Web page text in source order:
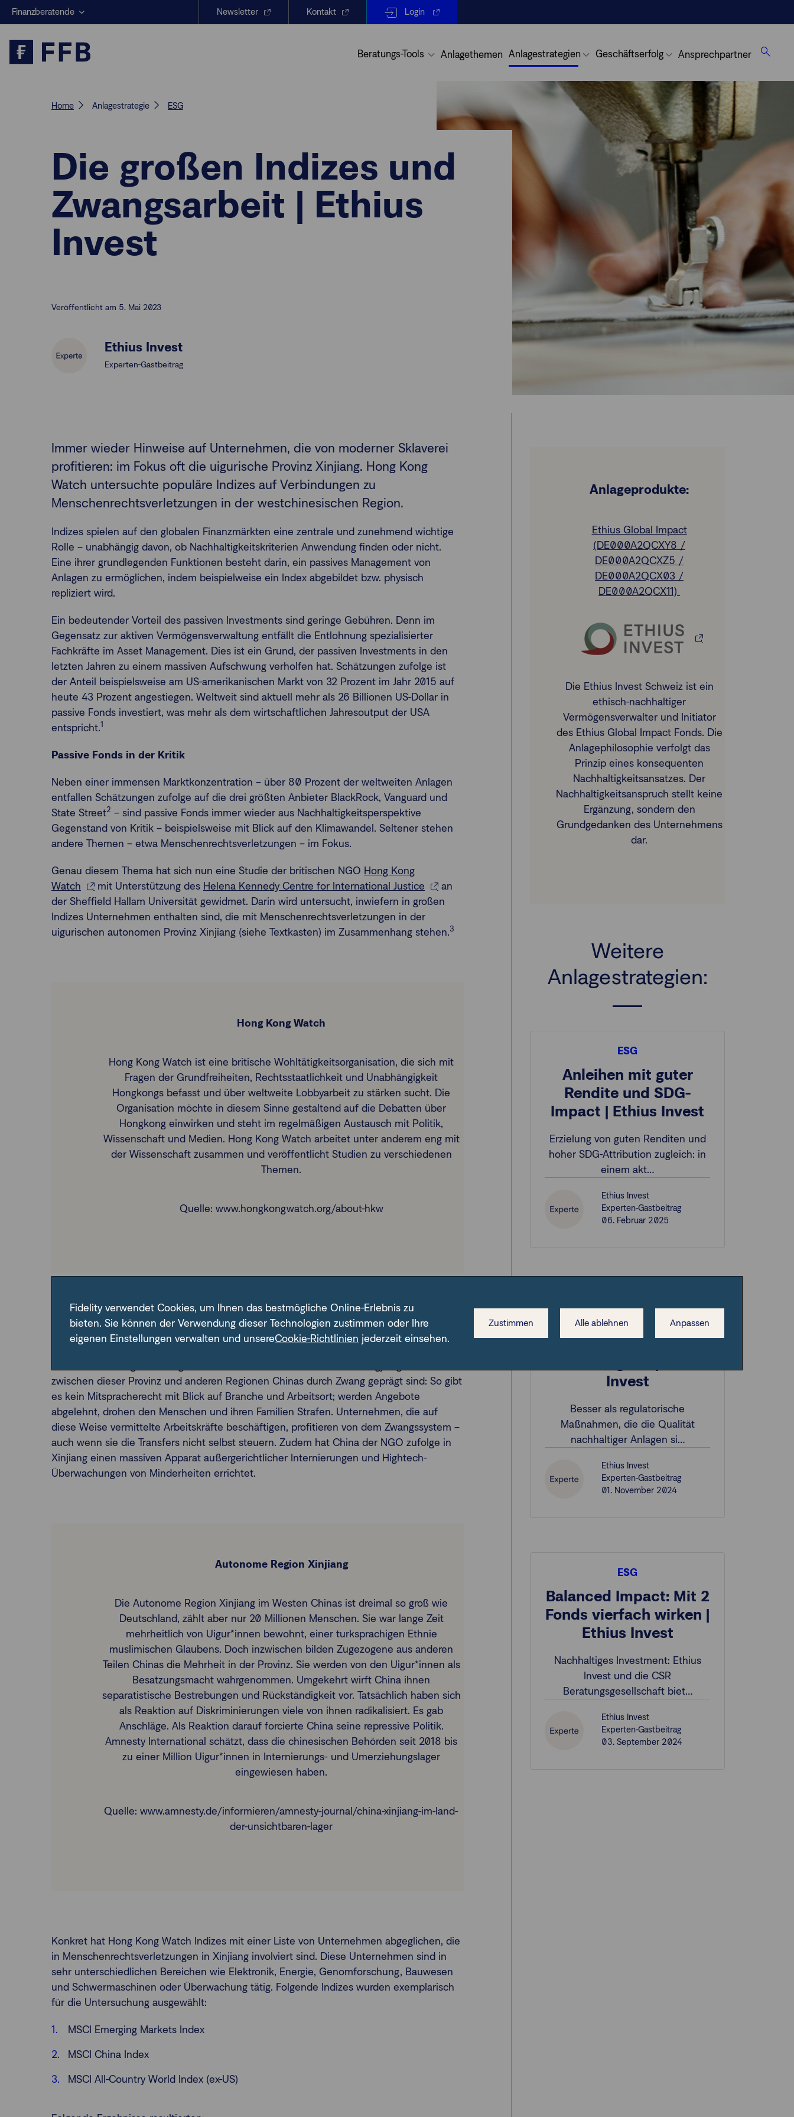
Finanzberatende
Anlegende
Newsletter Kontakt Login
Beratungs-Tools
Beratungs-Tools
Anlagethemen Anlagestrategien
Anlagestrategien
Geschäftserfolg
Geschäftserfolg
Ansprechpartner
Home Anlagestrategie ESG
Die großen Indizes und
Zwangsarbeit | Ethius
Invest
Veröffentlicht am 5. Mai 2023
Ethius Invest
Experten-Gastbeitrag
Immer wieder Hinweise auf Unternehmen, die von moderner Sklaverei
profitieren: im Fokus oft die uigurische Provinz Xinjiang. Hong Kong
Watch untersuchte populäre Indizes auf Verbindungen zu
Menschenrechtsverletzungen in der westchinesischen Region.
Indizes spielen auf den globalen Finanzmärkten eine zentrale und zunehmend wichtige
Rolle – unabhängig davon, ob Nachhaltigkeitskriterien Anwendung finden oder nicht.
Eine ihrer grundlegenden Funktionen besteht darin, ein passives Management von
Anlagen zu ermöglichen, indem beispielweise ein Index abgebildet bzw. physisch
repliziert wird.
Ein bedeutender Vorteil des passiven Investments sind geringe Gebühren. Denn im
Gegensatz zur aktiven Vermögensverwaltung entfällt die Entlohnung spezialisierter
Fachkräfte im Asset Management. Dies ist ein Grund, der passiven Investments in den
letzten Jahren zu einem massiven Aufschwung verholfen hat. Schätzungen zufolge ist
der Anteil beispielsweise am US-amerikanischen Markt von 32 Prozent im Jahr 2015 auf
heute 43 Prozent angestiegen. Weltweit sind aktuell mehr als 26 Billionen US-Dollar in
passive Fonds investiert, was mehr als dem wirtschaftlichen Jahresoutput der USA
entspricht.1
Passive Fonds in der Kritik
Neben einer immensen Marktkonzentration – über 80 Prozent der weltweiten Anlagen
entfallen Schätzungen zufolge auf die drei größten Anbieter BlackRock, Vanguard und
State Street2 – sind passive Fonds immer wieder aus Nachhaltigkeitsperspektive
Gegenstand von Kritik – beispielsweise mit Blick auf den Klimawandel. Seltener stehen
andere Themen – etwa Menschenrechtsverletzungen – im Fokus.
Genau diesem Thema hat sich nun eine Studie der britischen NGO Hong Kong
Watch
mit Unterstützung des Helena Kennedy Centre for International Justice
an
der Sheffield Hallam Universität gewidmet. Darin wird untersucht, inwiefern in großen
Indizes Unternehmen enthalten sind, die mit Menschenrechtsverletzungen in der
uigurischen autonomen Provinz Xinjiang (siehe Textkasten) im Zusammenhang stehen.3
Hong Kong Watch
Hong Kong Watch ist eine britische Wohltätigkeitsorganisation, die sich mit
Fragen der Grundfreiheiten, Rechtsstaatlichkeit und Unabhängigkeit
Hongkongs befasst und über weltweite Lobbyarbeit zu stärken sucht. Die
Organisation möchte in diesem Sinne gestaltend auf die Debatten über
Hongkong einwirken und steht im regelmäßigen Austausch mit Politik,
Wissenschaft und Medien. Hong Kong Watch arbeitet unter anderem eng mit
der Wissenschaft zusammen und veröffentlicht Studien zu verschiedenen
Themen.
Quelle: www.hongkongwatch.org/about-hkw
Xinjiang: Zwangsarbeit, Internierungen und Überwachung
zwischen dieser Provinz und anderen Regionen Chinas durch Zwang geprägt sind: So gibt
es kein Mitspracherecht mit Blick auf Branche und Arbeitsort; werden Angebote
abgelehnt, drohen den Menschen und ihren Familien Strafen. Unternehmen, die auf
diese Weise vermittelte Arbeitskräfte beschäftigen, profitieren von dem Zwangssystem –
auch wenn sie die Transfers nicht selbst steuern. Zudem hat China der NGO zufolge in
Xinjiang einen massiven Apparat außergerichtlicher Internierungen und Hightech-
Überwachungen von Minderheiten errichtet.
Autonome Region Xinjiang
Die Autonome Region Xinjiang im Westen Chinas ist dreimal so groß wie
Deutschland, zählt aber nur 20 Millionen Menschen. Sie war lange Zeit
mehrheitlich von Uigur*innen bewohnt, einer turksprachigen Ethnie
muslimischen Glaubens. Doch inzwischen bilden Zugezogene aus anderen
Teilen Chinas die Mehrheit in der Provinz. Sie werden von den Uigur*innen als
Besatzungsmacht wahrgenommen. Umgekehrt wirft China ihnen
separatistische Bestrebungen und Rückständigkeit vor. Tatsächlich haben sich
als Reaktion auf Diskriminierungen viele von ihnen radikalisiert. Es gab
Anschläge. Als Reaktion darauf forcierte China seine repressive Politik.
Amnesty International schätzt, dass die chinesischen Behörden seit 2018 bis
zu einer Million Uigur*innen in Internierungs- und Umerziehungslager
eingewiesen haben.
Quelle: www.amnesty.de/informieren/amnesty-journal/china-xinjiang-im-land-
der-unsichtbaren-lager
Konkret hat Hong Kong Watch Indizes mit einer Liste von Unternehmen abgeglichen, die
in Menschenrechtsverletzungen in Xinjiang involviert sind. Diese Unternehmen sind in
sehr unterschiedlichen Bereichen wie Elektronik, Energie, Genomforschung, Bauwesen
und Schwermaschinen oder Überwachung tätig. Folgende Indizes wurden exemplarisch
für die Untersuchung ausgewählt:
MSCI Emerging Markets Index
MSCI China Index
MSCI All-Country World Index (ex-US)
Anlageprodukte:
Ethius Global Impact
(DE000A2QCXY8 /
DE000A2QCXZ5 /
DE000A2QCX03 /
DE000A2QCX11)
Die Ethius Invest Schweiz ist ein
ethisch-nachhaltiger
Vermögensverwalter und Initiator
des Ethius Global Impact Fonds. Die
Anlagephilosophie verfolgt das
Prinzip eines konsequenten
Nachhaltigkeitsansatzes. Der
Nachhaltigkeitsanspruch stellt keine
Ergänzung, sondern den
Grundgedanken des Unternehmens
dar.
Weitere
Anlagestrategien:
ESG
Anleihen mit guter
Rendite und SDG-
Impact | Ethius Invest
Erzielung von guten Renditen und
hoher SDG-Attribution zugleich: in
einem akt…
Ethius Invest
Experten-Gastbeitrag
06. Februar 2025
Gelebte Werte:
Maßstab für
Invest
Besser als regulatorische
Maßnahmen, die die Qualität
nachhaltiger Anlagen si…
Ethius Invest
Experten-Gastbeitrag
01. November 2024
ESG
Balanced Impact: Mit 2
Fonds vierfach wirken |
Ethius Invest
Nachhaltiges Investment: Ethius
Invest und die CSR
Beratungsgesellschaft biet…
Ethius Invest
Experten-Gastbeitrag
03. September 2024
Fidelity verwendet Cookies, um Ihnen das bestmögliche Online-Erlebnis zu
bieten. Sie können der Verwendung dieser Technologien zustimmen oder Ihre
eigenen Einstellungen verwalten und unsereCookie-Richtlinien jederzeit einsehen.
Zustimmen Alle ablehnen Anpassen